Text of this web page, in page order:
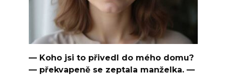
— Koho jsi to přivedl do mého domu?
— překvapeně se zeptala manželka. —